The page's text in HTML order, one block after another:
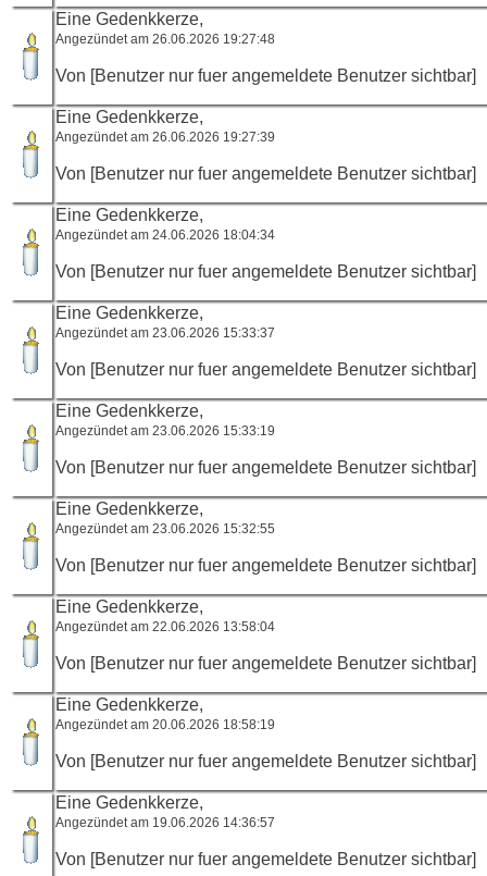
Eine Gedenkkerze,
Angezündet am 26.06.2026 19:27:48
Von [Benutzer nur fuer angemeldete Benutzer sichtbar]
Eine Gedenkkerze,
Angezündet am 26.06.2026 19:27:39
Von [Benutzer nur fuer angemeldete Benutzer sichtbar]
Eine Gedenkkerze,
Angezündet am 24.06.2026 18:04:34
Von [Benutzer nur fuer angemeldete Benutzer sichtbar]
Eine Gedenkkerze,
Angezündet am 23.06.2026 15:33:37
Von [Benutzer nur fuer angemeldete Benutzer sichtbar]
Eine Gedenkkerze,
Angezündet am 23.06.2026 15:33:19
Von [Benutzer nur fuer angemeldete Benutzer sichtbar]
Eine Gedenkkerze,
Angezündet am 23.06.2026 15:32:55
Von [Benutzer nur fuer angemeldete Benutzer sichtbar]
Eine Gedenkkerze,
Angezündet am 22.06.2026 13:58:04
Von [Benutzer nur fuer angemeldete Benutzer sichtbar]
Eine Gedenkkerze,
Angezündet am 20.06.2026 18:58:19
Von [Benutzer nur fuer angemeldete Benutzer sichtbar]
Eine Gedenkkerze,
Angezündet am 19.06.2026 14:36:57
Von [Benutzer nur fuer angemeldete Benutzer sichtbar]